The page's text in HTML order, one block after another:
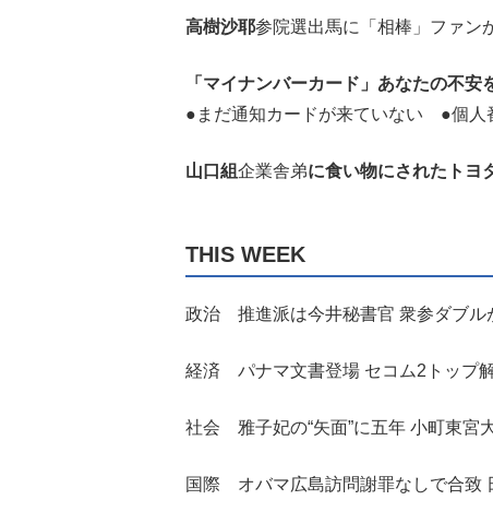
高樹沙耶参院選出馬に「相棒」ファン
「マイナンバーカード」あなたの不安
●まだ通知カードが来ていない ●個人
山口組企業舎弟に食い物にされたトヨ
THIS WEEK
政治 推進派は今井秘書官 衆参ダブル
経済 パナマ文書登場 セコム2トップ
社会 雅子妃の“矢面”に五年 小町東宮
国際 オバマ広島訪問謝罪なしで合致